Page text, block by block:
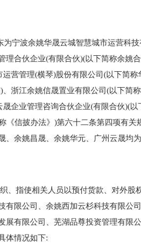
为宁波余姚华晟云城智慧城市运营科
理合伙企业(有限合伙)(以下简称余姚
营管理(横琴)股份有限公司(以下简
浙江余姚信晟置业有限公司(以下
企业管理咨询合伙企业(有限合伙)(
《信披办法》)第六十二条第四项有
余姚昌晟、余姚华元、广州云晟均
、指使相关人员以预付货款、对外
有限公司、余姚西加云杉科技有限
展有限公司、芜湖品尊投资管理有
体情况如下: